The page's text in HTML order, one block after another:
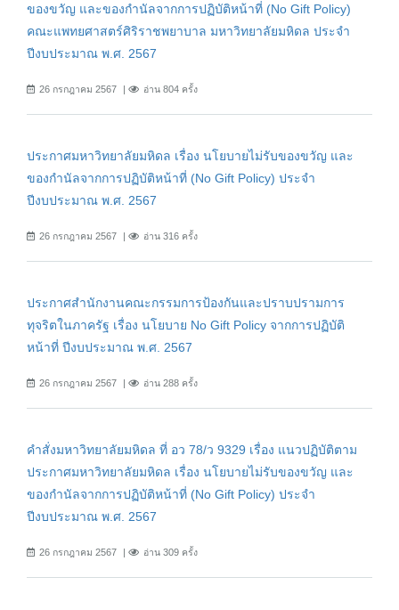
ของขวัญ และของกำนัลจากการปฏิบัติหน้าที่ (No Gift Policy)
คณะแพทยศาสตร์ศิริราชพยาบาล มหาวิทยาลัยมหิดล ประจำ
ปีงบประมาณ พ.ศ. 2567
26 กรกฎาคม 2567 อ่าน 804 ครั้ง
ประกาศมหาวิทยาลัยมหิดล เรื่อง นโยบายไม่รับของขวัญ และ
ของกำนัลจากการปฏิบัติหน้าที่ (No Gift Policy) ประจำ
ปีงบประมาณ พ.ศ. 2567
26 กรกฎาคม 2567 อ่าน 316 ครั้ง
ประกาศสำนักงานคณะกรรมการป้องกันและปราบปรามการ
ทุจริตในภาครัฐ เรื่อง นโยบาย No Gift Policy จากการปฏิบัติ
หน้าที่ ปีงบประมาณ พ.ศ. 2567
26 กรกฎาคม 2567 อ่าน 288 ครั้ง
คำสั่งมหาวิทยาลัยมหิดล ที่ อว 78/ว 9329 เรื่อง แนวปฏิบัติตาม
ประกาศมหาวิทยาลัยมหิดล เรื่อง นโยบายไม่รับของขวัญ และ
ของกำนัลจากการปฏิบัติหน้าที่ (No Gift Policy) ประจำ
ปีงบประมาณ พ.ศ. 2567
26 กรกฎาคม 2567 อ่าน 309 ครั้ง